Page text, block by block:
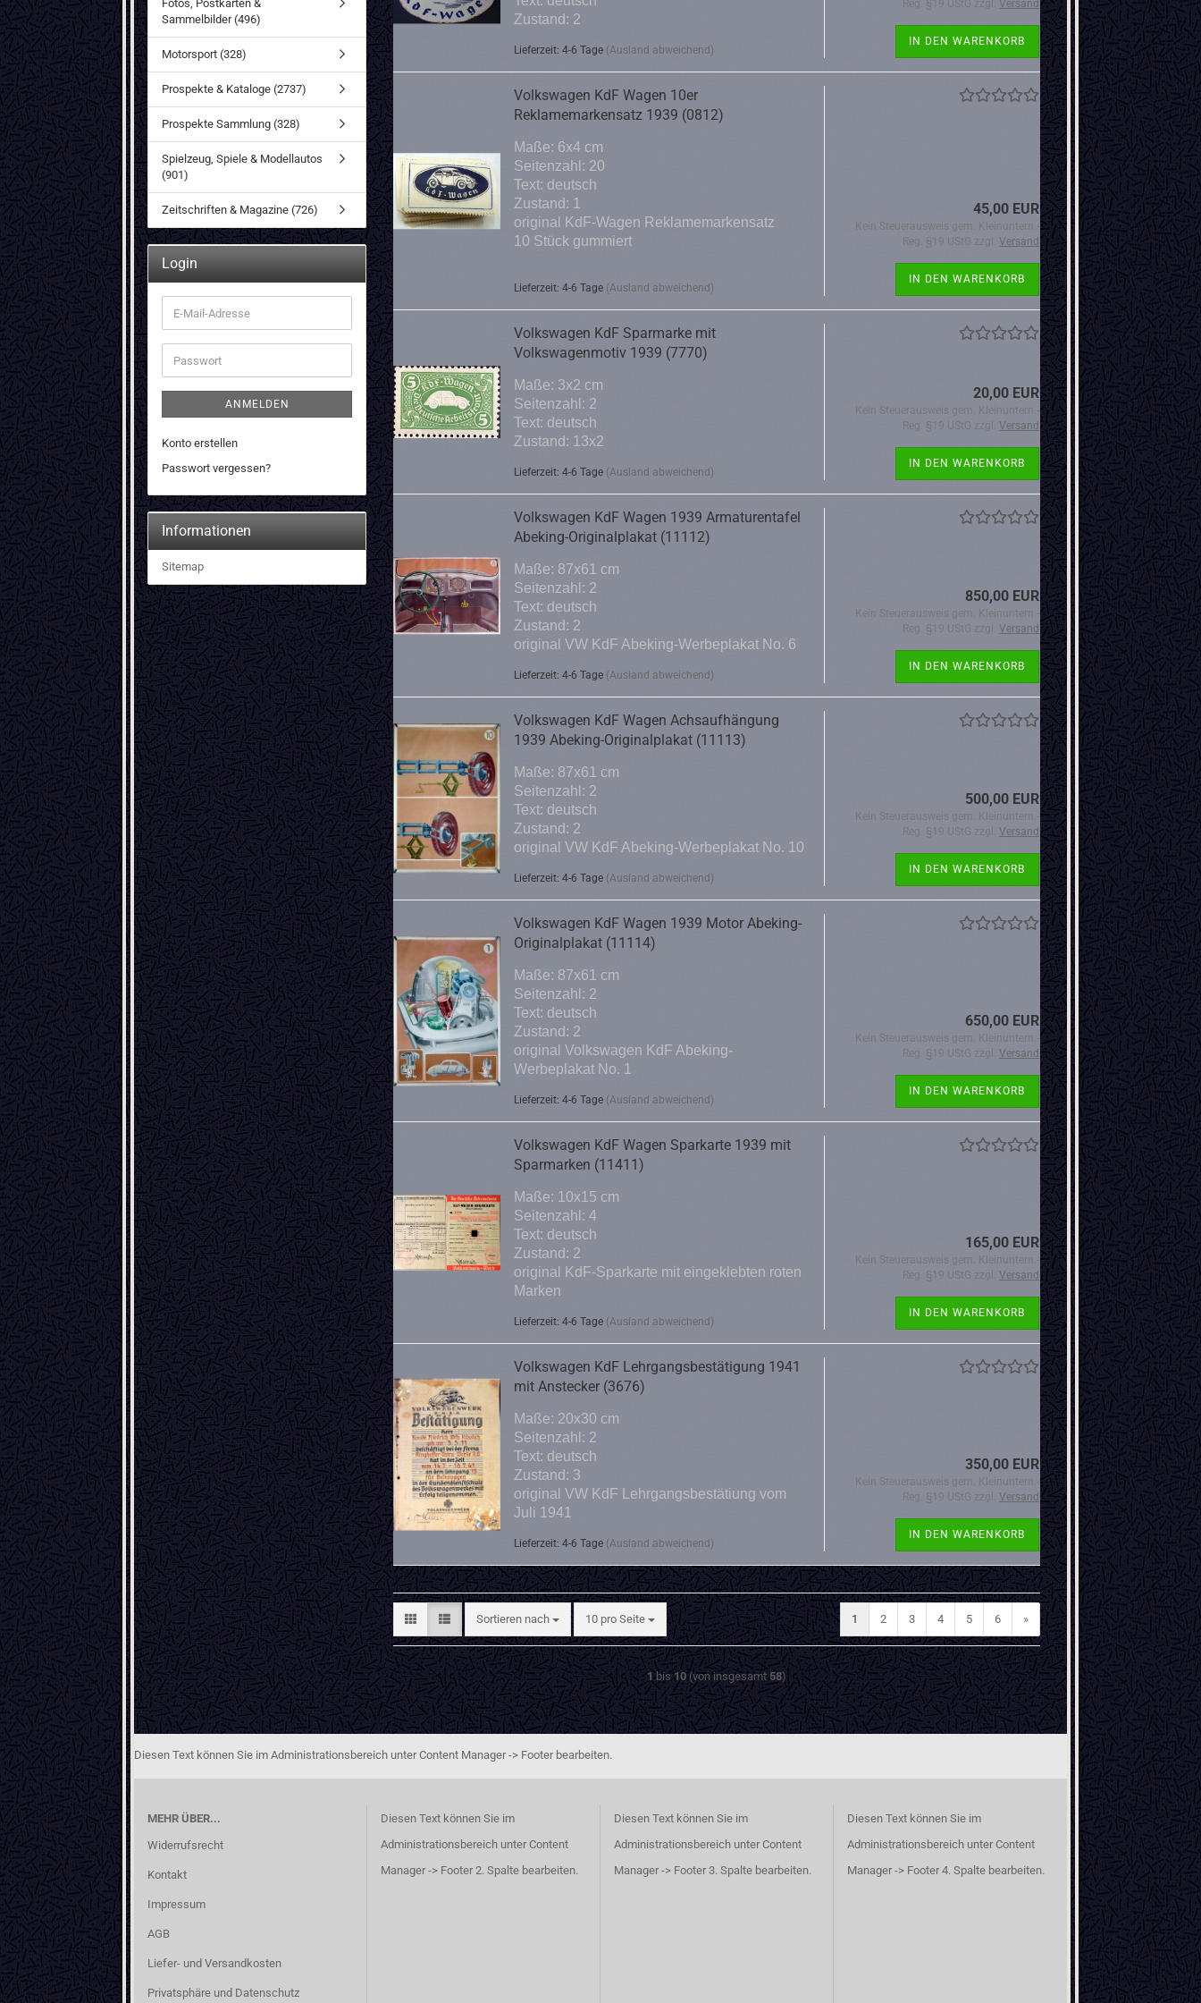
Zustand: 2
Lieferzeit: 4-6 Tage (Ausland abweichend)
Reg. §19 UStG zzgl. Versand
IN DEN WARENKORB
Volkswagen KdF Wagen 10er
Reklamemarkensatz 1939 (0812)
Maße: 6x4 cm
Seitenzahl: 20
Text: deutsch
Zustand: 1
original KdF-Wagen Reklamemarkensatz
10 Stück gummiert
Lieferzeit: 4-6 Tage (Ausland abweichend)
45,00 EUR
Kein Steuerausweis gem. Kleinuntern.-
Reg. §19 UStG zzgl. Versand
IN DEN WARENKORB
Volkswagen KdF Sparmarke mit
Volkswagenmotiv 1939 (7770)
Maße: 3x2 cm
Seitenzahl: 2
Text: deutsch
Zustand: 13x2
Lieferzeit: 4-6 Tage (Ausland abweichend)
20,00 EUR
Kein Steuerausweis gem. Kleinuntern.-
Reg. §19 UStG zzgl. Versand
IN DEN WARENKORB
Volkswagen KdF Wagen 1939 Armaturentafel
Abeking-Originalplakat (11112)
Maße: 87x61 cm
Seitenzahl: 2
Text: deutsch
Zustand: 2
original VW KdF Abeking-Werbeplakat No. 6
Lieferzeit: 4-6 Tage (Ausland abweichend)
850,00 EUR
Kein Steuerausweis gem. Kleinuntern.-
Reg. §19 UStG zzgl. Versand
IN DEN WARENKORB
Volkswagen KdF Wagen Achsaufhängung
1939 Abeking-Originalplakat (11113)
Maße: 87x61 cm
Seitenzahl: 2
Text: deutsch
Zustand: 2
original VW KdF Abeking-Werbeplakat No. 10
Lieferzeit: 4-6 Tage (Ausland abweichend)
500,00 EUR
Kein Steuerausweis gem. Kleinuntern.-
Reg. §19 UStG zzgl. Versand
IN DEN WARENKORB
Volkswagen KdF Wagen 1939 Motor Abeking-
Originalplakat (11114)
Maße: 87x61 cm
Seitenzahl: 2
Text: deutsch
Zustand: 2
original Volkswagen KdF Abeking-
Werbeplakat No. 1
Lieferzeit: 4-6 Tage (Ausland abweichend)
650,00 EUR
Kein Steuerausweis gem. Kleinuntern.-
Reg. §19 UStG zzgl. Versand
IN DEN WARENKORB
Volkswagen KdF Wagen Sparkarte 1939 mit
Sparmarken (11411)
Maße: 10x15 cm
Seitenzahl: 4
Text: deutsch
Zustand: 2
original KdF-Sparkarte mit eingeklebten roten
Marken
Lieferzeit: 4-6 Tage (Ausland abweichend)
165,00 EUR
Kein Steuerausweis gem. Kleinuntern.-
Reg. §19 UStG zzgl. Versand
IN DEN WARENKORB
Volkswagen KdF Lehrgangsbestätigung 1941
mit Anstecker (3676)
Maße: 20x30 cm
Seitenzahl: 2
Text: deutsch
Zustand: 3
original VW KdF Lehrgangsbestätiung vom
Juli 1941
Lieferzeit: 4-6 Tage (Ausland abweichend)
350,00 EUR
Kein Steuerausweis gem. Kleinuntern.-
Reg. §19 UStG zzgl. Versand
IN DEN WARENKORB
Sortieren nach
Sortieren nach 10 pro Seite
pro Seite 1 2 3 4 5 6 »
1 bis10(von insgesamt58)
Fotos, Postkarten &
Sammelbilder (496)
Motorsport (328)
Prospekte & Kataloge (2737)
Prospekte Sammlung (328)
Spielzeug, Spiele & Modellautos
(901)
Zeitschriften & Magazine (726)
Login
E-
Mail-
Adresse
Passwort
ANMELDEN
Konto erstellen
Passwort vergessen?
Informationen
Sitemap
Diesen Text können Sie im Administrationsbereich unter Content Manager -> Footer bearbeiten.
MEHR ÜBER...
Widerrufsrecht
Kontakt
Impressum
AGB
Liefer- und Versandkosten
Privatsphäre und Datenschutz
Diesen Text können Sie im
Administrationsbereich unter Content
Manager -> Footer 2. Spalte bearbeiten.
Diesen Text können Sie im
Administrationsbereich unter Content
Manager -> Footer 3. Spalte bearbeiten.
Diesen Text können Sie im
Administrationsbereich unter Content
Manager -> Footer 4. Spalte bearbeiten.